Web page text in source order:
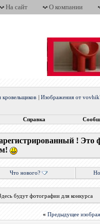
На сайт О компании
кровельщиков Изображения от
Справка
!
Что нового?
будут фотографии для конкурса
« Предыдущее